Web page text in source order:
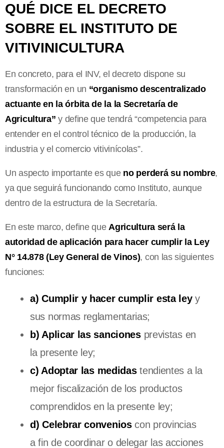
QUÉ DICE EL DECRETO
SOBRE EL INSTITUTO DE
VITIVINICULTURA
En concreto, para el INV, el decreto dispone su
transformación en un “organismo descentralizado
actuante en la órbita de la la Secretaría de
Agricultura” y define que tendrá “competencia para
entender en el control técnico de la producción, la
industria y el comercio vitivinícolas”.
Un aspecto importante es que no perderá su nombre,
ya que seguirá funcionando como Instituto, aunque
dentro de la estructura de la Secretaría.
En este marco, define que Agricultura será la
autoridad de aplicación para hacer cumplir la Ley
N° 14.878 (Ley General de Vinos), con las siguientes
funciones:
a) Cumplir y hacer cumplir esta leyy
sus normas reglamentarias;
b) Aplicar las sancionesprevistas en
la presente ley;
c) Adoptar las medidastendientes a la
mejor fiscalización de los productos
comprendidos en la presente ley;
d) Celebrar convenioscon provincias
a fin de coordinar o delegar las acciones